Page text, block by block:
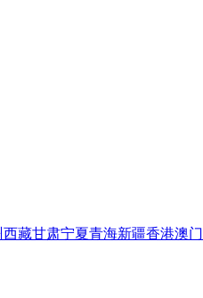
西藏甘肃宁夏青海新疆香港澳门